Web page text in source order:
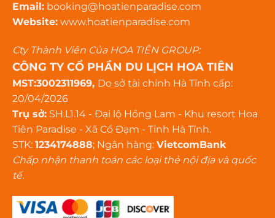
Email: booking@hoatienparadise.com
Website: www.hoatienparadise.com
Cty Thành Viên Của HOA TIÊN GROUP:
CÔNG TY CỔ PHẦN DU LỊCH HOA TIÊN
MST:3002311969, Do sở tài chính Hà Tĩnh cấp:
20/04/2026
Trụ sở: SH.L1.14 - Đại lộ Hồng Lam - Khu resort Hoa
Tiên Paradise - Xã Cổ Đạm - Tỉnh Hà Tĩnh.
STK: 1234174888; Ngân hàng: VietcomBank
Chấp nhận thanh toán các loại thẻ nội địa và quốc
tế.